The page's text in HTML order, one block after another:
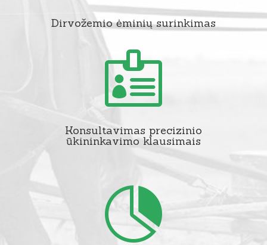
Dirvožemio ėminių surinkimas

Konsultavimas precizinio
ūkininkavimo klausimais
